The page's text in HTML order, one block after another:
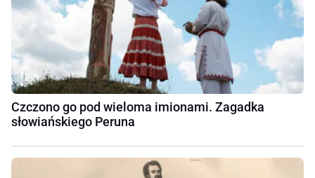
Czczono go pod wieloma imionami. Zagadka
słowiańskiego Peruna